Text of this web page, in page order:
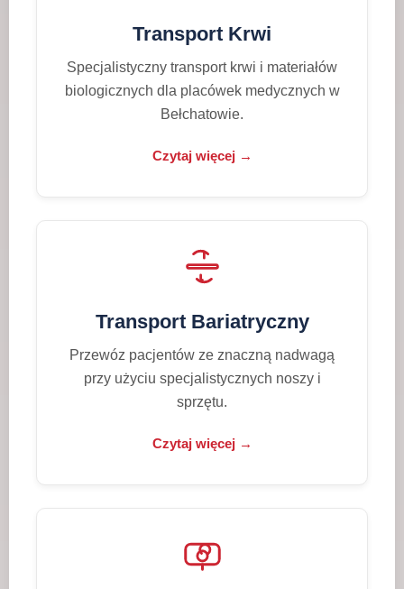
Transport Krwi
Specjalistyczny transport krwi i materiałów
biologicznych dla placówek medycznych w
Bełchatowie.
Czytaj więcej →
Transport Bariatryczny
Przewóz pacjentów ze znaczną nadwagą
przy użyciu specjalistycznych noszy i
sprzętu.
Czytaj więcej →